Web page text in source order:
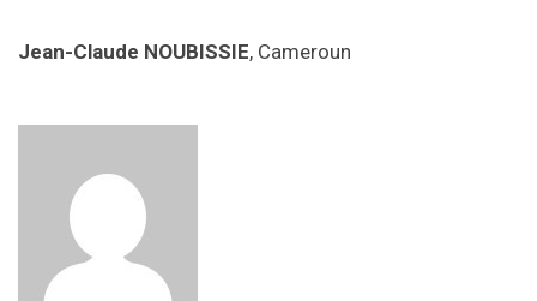
Jean-Claude NOUBISSIE, Cameroun